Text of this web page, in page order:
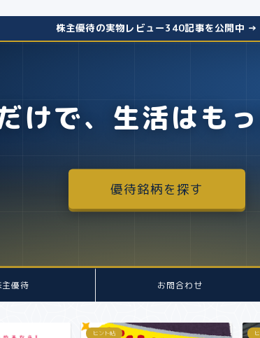
株主優待の実物レビュー340記事を公開中 →
けで、生活はも
優待銘柄を探す
主優待 お問合わせ
ヒント帖